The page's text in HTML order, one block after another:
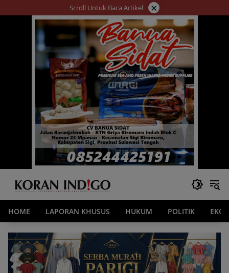
ke
Scroll Untuk Baca Artikel ×
HOME LAPORAN KHUSUS HUKUM POLITIK